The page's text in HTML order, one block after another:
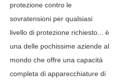
protezione contro le
sovratensioni per qualsiasi
livello di protezione richiesto... è
una delle pochissime aziende al
mondo che offre una capacità
completa di apparecchiature di